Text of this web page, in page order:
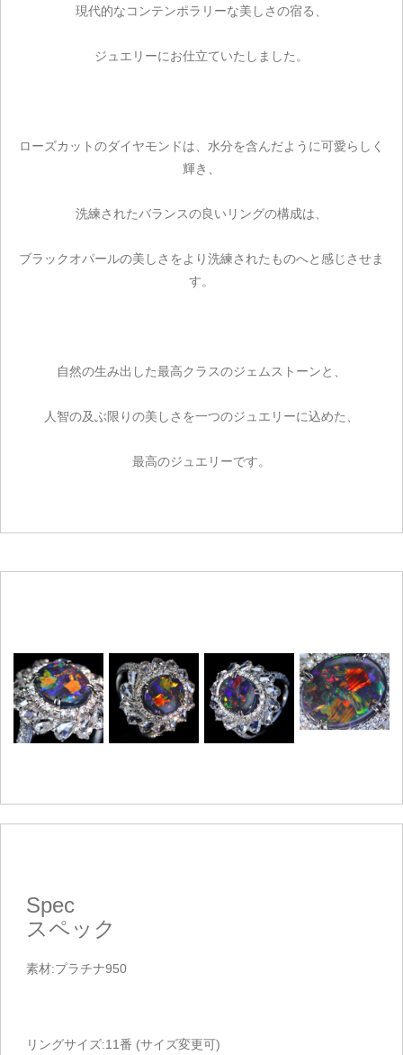
現代的なコンテンポラリーな美しさの宿る、
ジュエリーにお仕立ていたしました。
ローズカットのダイヤモンドは、水分を含んだように可愛らしく
輝き、
洗練されたバランスの良いリングの構成は、
ブラックオパールの美しさをより洗練されたものへと感じさせま
す。
自然の生み出した最高クラスのジェムストーンと、
人智の及ぶ限りの美しさを一つのジュエリーに込めた、
最高のジュエリーです。
Spec
スペック
素材:プラチナ950
リングサイズ:11番 (サイズ変更可)
ご注文手続き
お買い物を続ける